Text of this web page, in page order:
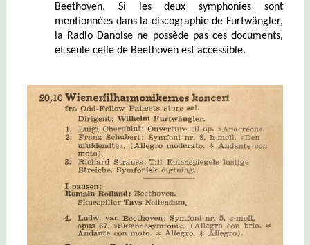
Beethoven. Si les deux symphonies sont
mentionnées dans la discographie de Furtwängler,
la Radio Danoise ne possède pas ces documents,
et seule celle de Beethoven est accessible.